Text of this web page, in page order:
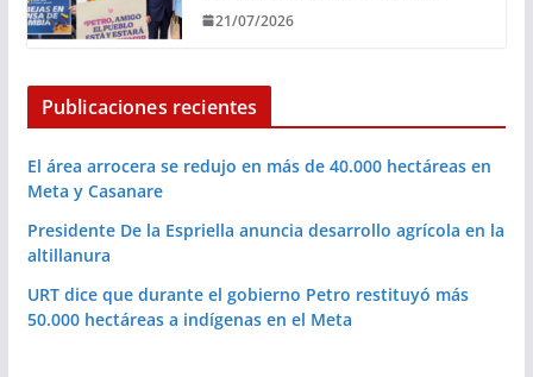
21/07/2026
Publicaciones recientes
El área arrocera se redujo en más de 40.000 hectáreas en
Meta y Casanare
Presidente De la Espriella anuncia desarrollo agrícola en la
altillanura
URT dice que durante el gobierno Petro restituyó más
50.000 hectáreas a indígenas en el Meta